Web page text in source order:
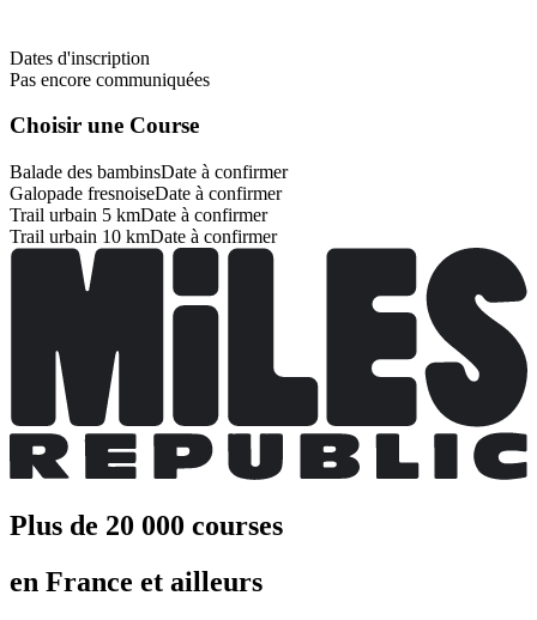
Dates d'inscription
Pas encore communiquées
Choisir une Course
Balade des bambinsDate à confirmer
Galopade fresnoiseDate à confirmer
Trail urbain 5 kmDate à confirmer
Trail urbain 10 kmDate à confirmer
Plus de 20 000 courses
en France et ailleurs